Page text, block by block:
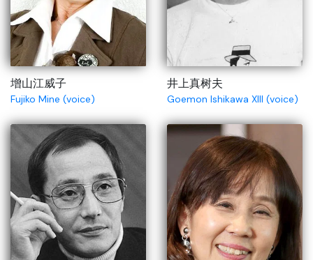
增山江威子
Fujiko Mine (voice)
井上真树夫
Goemon Ishikawa XIII (voice)